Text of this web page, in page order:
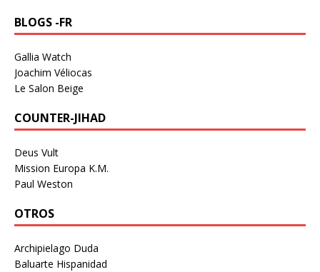
BLOGS -FR
Gallia Watch
Joachim Véliocas
Le Salon Beige
COUNTER-JIHAD
Deus Vult
Mission Europa K.M.
Paul Weston
OTROS
Archipielago Duda
Baluarte Hispanidad